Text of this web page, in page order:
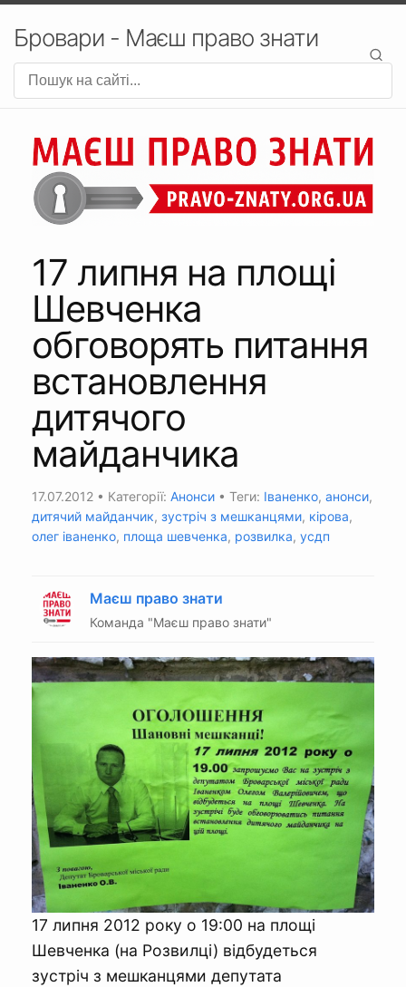
Бровари - Маєш право знати
17 липня на площі
Шевченка
обговорять питання
встановлення
дитячого
майданчика
17.07.2012 • Категорії: Анонси • Теги: Іваненко, анонси,
дитячий майданчик, зустріч з мешканцями, кірова,
олег іваненко, площа шевченка, розвилка, усдп
Маєш право знати
Команда "Маєш право знати"
17 липня 2012 року о 19:00 на площі
Шевченка (на Розвилці) відбудеться
зустріч з мешканцями депутата